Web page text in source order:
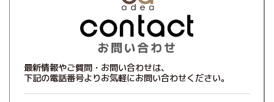
最新情報やご質問・お問い合わせは、
下記の電話番号よりお気軽にお問い合わせください。